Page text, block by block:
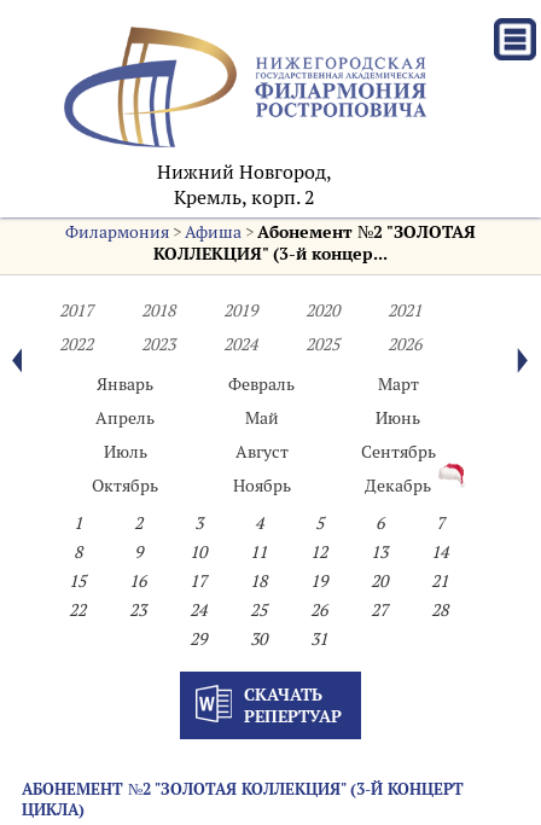
Нижний Новгород,
Кремль, корп. 2
Филармония>Афиша>Абонемент №2 "ЗОЛОТАЯ
КОЛЛЕКЦИЯ" (3-й концер...
2017 2018 2019 2020
2021
2022
2023 2024 2025
2026
Январь
Февраль
Март
Апрель
Май
Июнь
Июль
Август
Сентябрь
Октябрь
Ноябрь
Декабрь
1
2 3 4 5 6
7
8
9 10 11 12 13
14
15
16 17 18 19 20
21
22
23 24 25 26 27
28
29
30 31
СКАЧАТЬ
РЕПЕРТУАР
АБОНЕМЕНТ №2 "ЗОЛОТАЯ КОЛЛЕКЦИЯ" (3-Й КОНЦЕРТ
ЦИКЛА)